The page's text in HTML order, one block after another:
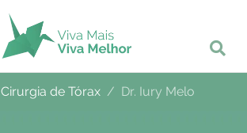
Cirurgia de Tórax Dr. Iury Melo